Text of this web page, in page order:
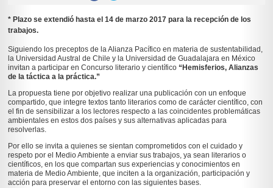
* Plazo se extendió hasta el 14 de marzo 2017 para la recepción de los
trabajos.
Siguiendo los preceptos de la Alianza Pacífico en materia de sustentabilidad,
la Universidad Austral de Chile y la Universidad de Guadalajara en México
invitan a participar en Concurso literario y científico “Hemisferios, Alianzas
de la táctica a la práctica.”
La propuesta tiene por objetivo realizar una publicación con un enfoque
compartido, que integre textos tanto literarios como de carácter científico, con
el fin de sensibilizar a los lectores respecto a las coincidentes problemáticas
ambientales en estos dos países y sus alternativas aplicadas para
resolverlas.
Por ello se invita a quienes se sientan comprometidos con el cuidado y
respeto por el Medio Ambiente a enviar sus trabajos, ya sean literarios o
científicos, en los que compartan sus experiencias y conocimientos en
materia de Medio Ambiente, que inciten a la organización, participación y
acción para preservar el entorno con las siguientes bases.